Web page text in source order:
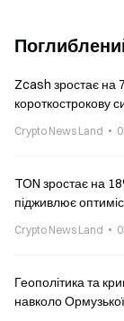
Zcash зростає на
короткострокову
Crypto News Land
TON зростає на
підживлює
Crypto News Land
Геополітика та
навколо